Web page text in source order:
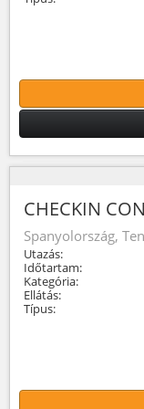
CHECKIN
Spanyolország,
Utazás:
Időtartam:
Kategória:
Ellátás:
Típus: